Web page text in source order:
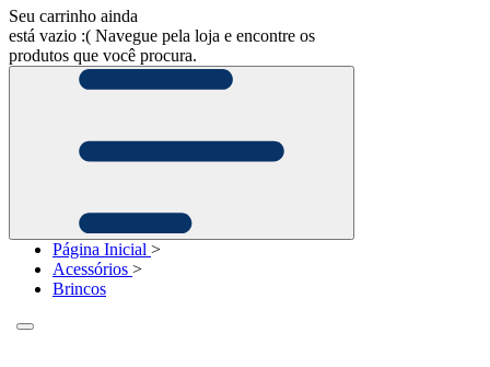
Seu carrinho ainda
está vazio :( Navegue pela loja e encontre os
produtos que você procura.
Página Inicial >
Acessórios >
Brincos